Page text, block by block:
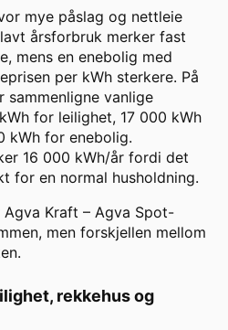
mye påslag og nettleie
årsforbruk merker fast
mens en enebolig med
per kWh sterkere. På
sammenligne vanlige
for leilighet, 17 000 kWh
kWh for enebolig.
16 000 kWh/år fordi det
for en normal husholdning.
Agva Kraft – Agva Spot-
, men forskjellen mellom
rekkehus og